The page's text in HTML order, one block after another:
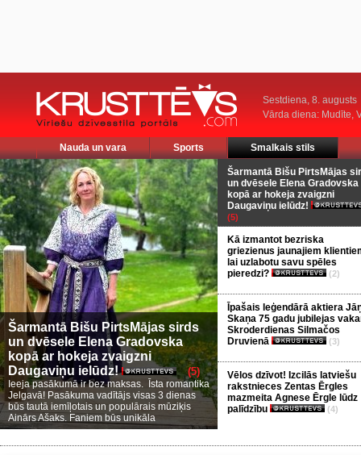
Sestdiena, 8. augusts
Vārda diena: Mudīte,
Nauda un vara Sports Smalkais stils
Šarmantā Bišu PirtsMājas sirds
un dvēsele Elena Gradovska
kopā ar hokeja zvaigzni
Daugaviņu ielūdz!
(5)
Ieeja pasākumā ir bez maksas. Īsta romantika
Jelgavā! Pasākuma vadītājs visas 3 dienas
būs tautā iemīļotais un populārais mūziķis
Ainārs Ašaks. Faniem būs unikāla
Šarmantā Bišu PirtsMājas
un dvēsele Elena Gradovska
kopā ar hokeja zvaigzni
Daugaviņu ielūdz!
(5)
Kā izmantot bezriska
griezienus jaunajiem
lai uzlabotu savu spēles
pieredzi?
(2)
Īpašais leģendārā aktiera
Skaņa 75 gadu jubilejas
Skroderdienas Silmačos
Druvienā
(3)
Vēlos dzīvot! Izcilās latviešu
rakstnieces Zentas Ērgles
mazmeita Agnese Ērgle lūdz
palīdzību
(4)